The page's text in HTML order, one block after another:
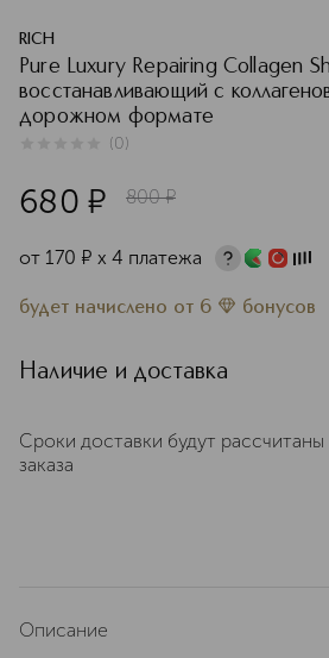
RICH
Pure Luxury Repairing Collagen
восстанавливающий с
дорожном формате
(0)
680 ¤ 800 ¤
от 170 ¤ х 4 платежа
будет начислено от 6 бонусов
Наличие и доставка
Сроки доставки будут
заказа
Описание